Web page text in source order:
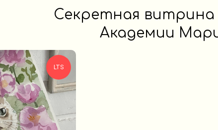
Секретная витрина
Академии
LTS